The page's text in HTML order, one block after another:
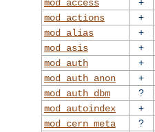
mod_access
mod_actions
+
mod_alias
+
mod_asis
+
mod_auth
+
mod_auth_anon
+
mod_auth_dbm
?
mod_autoindex
+
mod_cern_meta
?